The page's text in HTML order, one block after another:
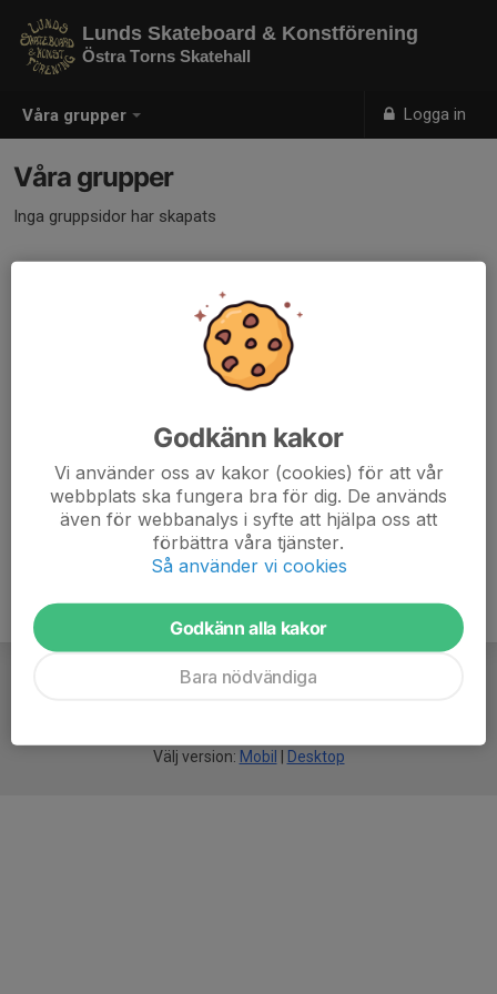
Våra grupper Logga in
Lunds Skateboard & Konstförening
Östra Torns Skatehall
Våra grupper
Inga gruppsidor har skapats
Välj version: Mobil Desktop
Godkänn kakor
Vi använder oss av kakor (cookies) för att vår
webbplats ska fungera bra för dig. De används
även för webbanalys i syfte att hjälpa oss att
förbättra våra tjänster.
Så använder vi cookies
Godkänn alla kakor
Bara nödvändiga